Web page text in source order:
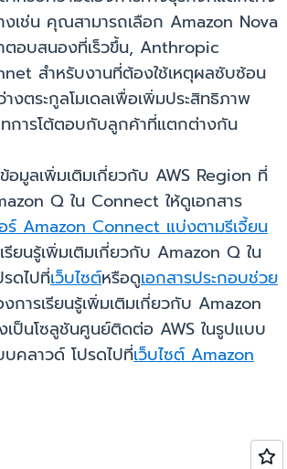
เช่น คุณสามารถเลือก Amazon Nova
ตอบสนองที่เร็วขึ้น, Anthropic
สำหรับงานที่ต้องใช้เหตุผลซับซ้อน
งตระกูลโมเดลเพื่อเพิ่มประสิทธิภาพ
ทการโต้ตอบกับลูกค้าที่แตกต่างกัน
อมูลเพิ่มเติมเกี่ยวกับ AWS Region ที่
Q ใน Connect ให้ดูเอกสาร
ร์ Amazon Connect แบ่งตามรีเจี้ยน
รียนรู้เพิ่มเติมเกี่ยวกับ Amazon Q ใน
ดไปที่เว็บไซต์หรือดูเอกสารประกอบช่วย
การเรียนรู้เพิ่มเติมเกี่ยวกับ Amazon
ป็นโซลูชันศูนย์ติดต่อ AWS ในรูปแบบ
บคลาวด์ โปรดไปที่เว็บไซต์ Amazon